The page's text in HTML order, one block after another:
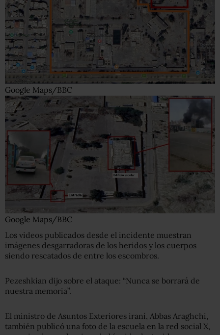
Google Maps/BBC
Google Maps/BBC
Los videos publicados desde el incidente muestran
imágenes desgarradoras de los heridos y los cuerpos
siendo rescatados de entre los escombros.
Pezeshkian dijo sobre el ataque: “Nunca se borrará de
nuestra memoria”.
El ministro de Asuntos Exteriores iraní, Abbas Araghchi,
también publicó una foto de la escuela en la red social X,